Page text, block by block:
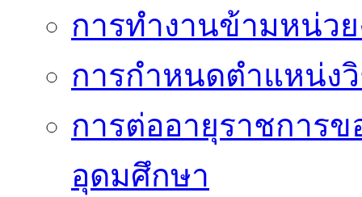
การทำงานข้ามหน่ว
การกำหนดตำแหน่ง
การต่ออายุราชการ
อุดมศึกษา